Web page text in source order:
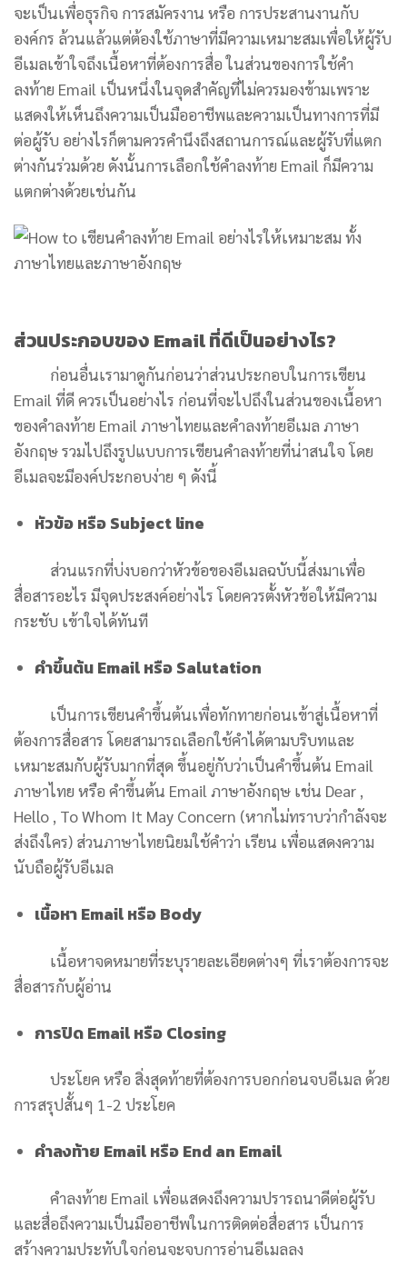
จะเป็นเพื่อธุรกิจ การสมัครงาน หรือ การประสานงานกับ
องค์กร ล้วนแล้วแต่ต้องใช้ภาษาที่มีความเหมาะสมเพื่อให้ผู้รับ
อีเมลเข้าใจถึงเนื้อหาที่ต้องการสื่อ ในส่วนของการใช้คํา
ลงท้าย Email เป็นหนึ่งในจุดสำคัญที่ไม่ควรมองข้ามเพราะ
แสดงให้เห็นถึงความเป็นมืออาชีพและความเป็นทางการที่มี
ต่อผู้รับ อย่างไรก็ตามควรคำนึงถึงสถานการณ์และผู้รับที่แตก
ต่างกันร่วมด้วย ดังนั้นการเลือกใช้คำลงท้าย Email ก็มีความ
แตกต่างด้วยเช่นกัน
ส่วนประกอบของ Email ที่ดีเป็นอย่างไร?
ก่อนอื่นเรามาดูกันก่อนว่าส่วนประกอบในการเขียน
Email ที่ดี ควรเป็นอย่างไร ก่อนที่จะไปถึงในส่วนของเนื้อหา
ของคำลงท้าย Email ภาษาไทยและคําลงท้ายอีเมล ภาษา
อังกฤษ รวมไปถึงรูปแบบการเขียนคำลงท้ายที่น่าสนใจ โดย
อีเมลจะมีองค์ประกอบง่าย ๆ ดังนี้
หัวข้อ หรือ Subject line
ส่วนแรกที่บ่งบอกว่าหัวข้อของอีเมลฉบับนี้ส่งมาเพื่อ
สื่อสารอะไร มีจุดประสงค์อย่างไร โดยควรตั้งหัวข้อให้มีความ
กระชับ เข้าใจได้ทันที
คําขึ้นต้น Email หรือ Salutation
เป็นการเขียนคำขึ้นต้นเพื่อทักทายก่อนเข้าสู่เนื้อหาที่
ต้องการสื่อสาร โดยสามารถเลือกใช้คำได้ตามบริบทและ
เหมาะสมกับผู้รับมากที่สุด ขึ้นอยู่กับว่าเป็นคำขึ้นต้น Email
ภาษาไทย หรือ คำขึ้นต้น Email ภาษาอังกฤษ เช่น Dear ,
Hello , To Whom It May Concern (หากไม่ทราบว่ากำลังจะ
ส่งถึงใคร) ส่วนภาษาไทยนิยมใช้คำว่า เรียน เพื่อแสดงความ
นับถือผู้รับอีเมล
เนื้อหา Email หรือ Body
เนื้อหาจดหมายที่ระบุรายละเอียดต่างๆ ที่เราต้องการจะ
สื่อสารกับผู้อ่าน
การปิด Email หรือ Closing
ประโยค หรือ สิ่งสุดท้ายที่ต้องการบอกก่อนจบอีเมล ด้วย
การสรุปสั้นๆ 1-2 ประโยค
คําลงท้าย Email หรือ End an Email
คำลงท้าย Email เพื่อแสดงถึงความปรารถนาดีต่อผู้รับ
และสื่อถึงความเป็นมืออาชีพในการติดต่อสื่อสาร เป็นการ
สร้างความประทับใจก่อนจะจบการอ่านอีเมลลง